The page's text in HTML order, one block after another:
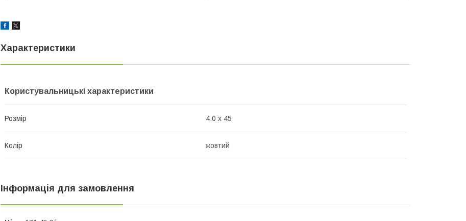
Характеристики
Користувальницькі характеристики
Розмір 4.0 х 45
Колір жовтий
Інформація для замовлення